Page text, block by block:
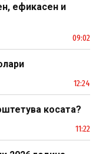
ефикасен и
09:02
12:24
косата?
11:22